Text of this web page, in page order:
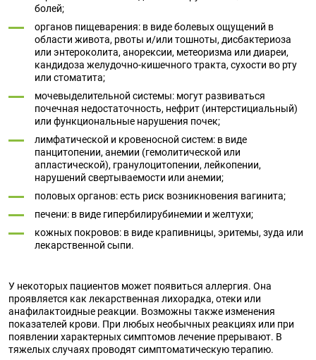
болей;
органов пищеварения: в виде болевых ощущений в
области живота, рвоты и/или тошноты, дисбактериоза
или энтероколита, анорексии, метеоризма или диареи,
кандидоза желудочно-кишечного тракта, сухости во рту
или стоматита;
мочевыделительной системы: могут развиваться
почечная недостаточность, нефрит (интерстициальный)
или функциональные нарушения почек;
лимфатической и кровеносной систем: в виде
панцитопении, анемии (гемолитической или
апластической), гранулоцитопении, лейкопении,
нарушений свертываемости или анемии;
половых органов: есть риск возникновения вагинита;
печени: в виде гипербилирубинемии и желтухи;
кожных покровов: в виде крапивницы, эритемы, зуда или
лекарственной сыпи.
У некоторых пациентов может появиться аллергия. Она
проявляется как лекарственная лихорадка, отеки или
анафилактоидные реакции. Возможны также изменения
показателей крови. При любых необычных реакциях или при
появлении характерных симптомов лечение прерывают. В
тяжелых случаях проводят симптоматическую терапию.